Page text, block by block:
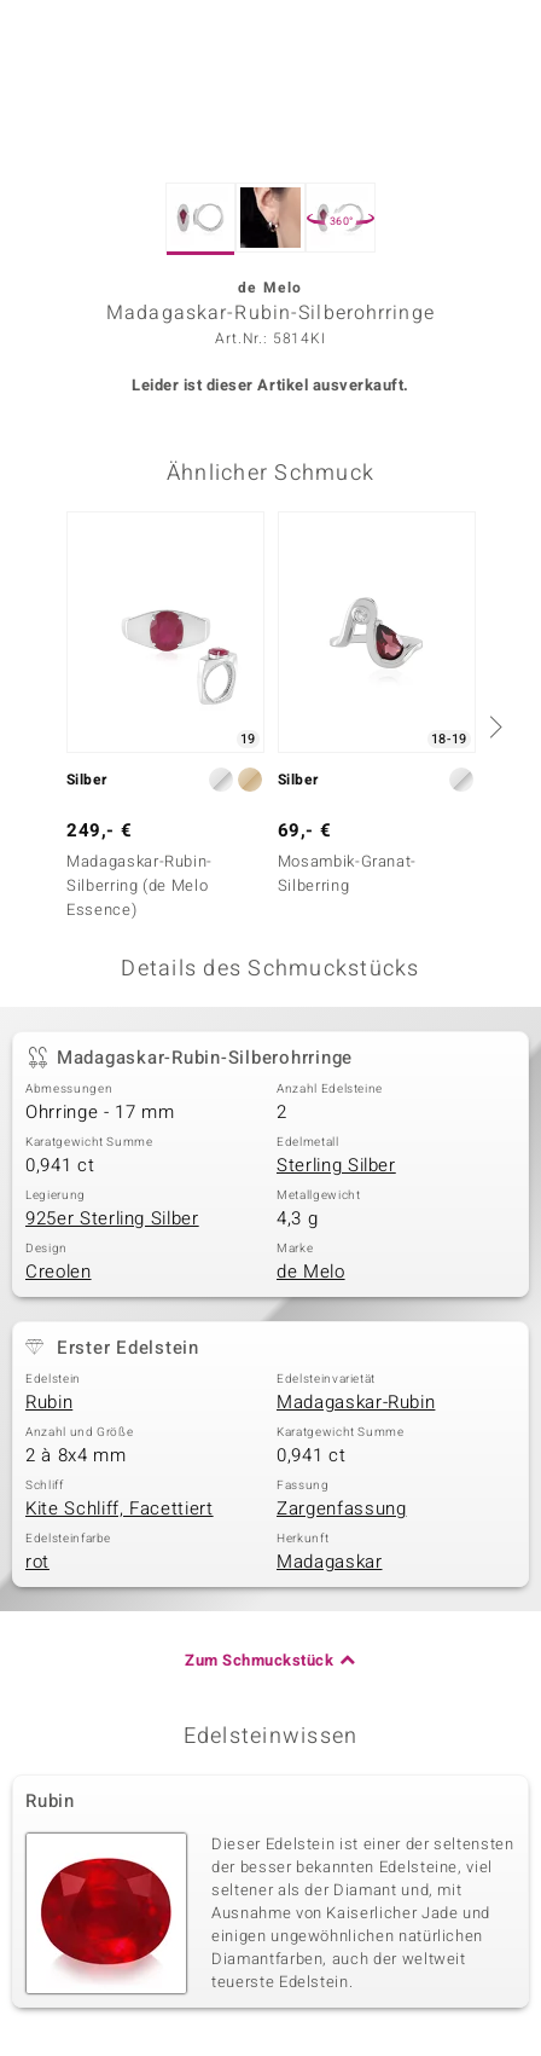
BY DE MELO
Collection
Classics
360°
de Melo
Madagaskar-Rubin-Silberohrringe
Art.Nr.: 5814KI
Leider ist dieser Artikel ausverkauft.
Ähnlicher Schmuck
19
Silber
249,- €
Madagaskar-Rubin-
Silberring (de Melo
Essence)
18-19
Silber
69,- €
Mosambik-Granat-
Silberring
Details des Schmuckstücks
Madagaskar-Rubin-Silberohrringe
Abmessungen
Ohrringe - 17 mm
Anzahl Edelsteine
2
Karatgewicht Summe
0,941 ct
Edelmetall
Sterling Silber
Legierung
925er Sterling Silber
Metallgewicht
4,3 g
Design
Creolen
Marke
de Melo
Erster Edelstein
Edelstein
Rubin
Edelsteinvarietät
Madagaskar-Rubin
Anzahl und Größe
2 à 8x4 mm
Karatgewicht Summe
0,941 ct
Schliff
Kite Schliff, Facettiert
Fassung
Zargenfassung
Edelsteinfarbe
rot
Herkunft
Madagaskar
Zum Schmuckstück
Edelsteinwissen
Rubin
Dieser Edelstein ist einer der seltensten
der besser bekannten Edelsteine, viel
seltener als der Diamant und, mit
Ausnahme von Kaiserlicher Jade und
einigen ungewöhnlichen natürlichen
Diamantfarben, auch der weltweit
teuerste Edelstein.